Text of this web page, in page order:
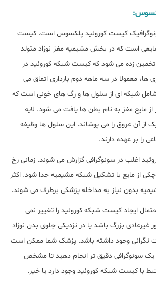
کیست کوروئید پلکسوس است. کیست
است که در بخش مشیمیه مغز نوزاد متولد
زده می شود که کیست شبکه کوروئید در
ها، معمولا در سه ماهه دوم بارداری اتفاق می
شبکه ای از سلول ها و رگ های خونی است که
مایع مغز به نام بطن ها یافت می شود. لایه
از آن عروق را می پوشاند. این سلول ها وظیفه
را بر عهده دارند.
اغلب در سونوگرافی گزارش می شوند. زمانی رخ
از مایع با تشکیل شبکه مشیمیه جدا شود. اکثر
بدون نیاز به مداخله پزشکی برطرف می شوند.
ایجاد کیست شبکه کوروئید را تغییر نمی
بزرگ باشد یا در نزدیکی جلوی بدن نوزاد
نگرانی وجود داشته باشد. پزشک شما ممکن است
یک سونوگرافی دقیق تر انجام دهید تا مشخص
با کیست شبکه کوروئید وجود دارد یا خیر.